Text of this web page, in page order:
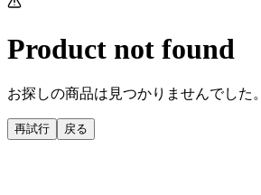
Product not found
お探しの商品は見つかりませんでした。
再試行 戻る